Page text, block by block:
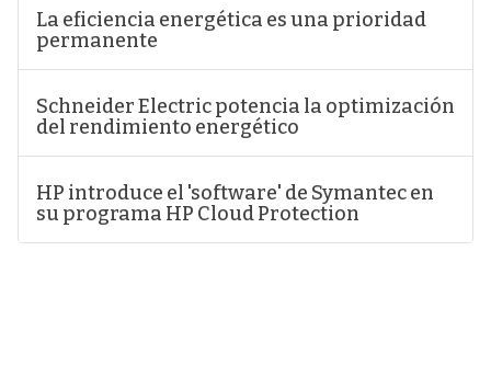
La eficiencia energética es una prioridad
permanente
Schneider Electric potencia la optimización
del rendimiento energético
HP introduce el 'software' de Symantec en
su programa HP Cloud Protection